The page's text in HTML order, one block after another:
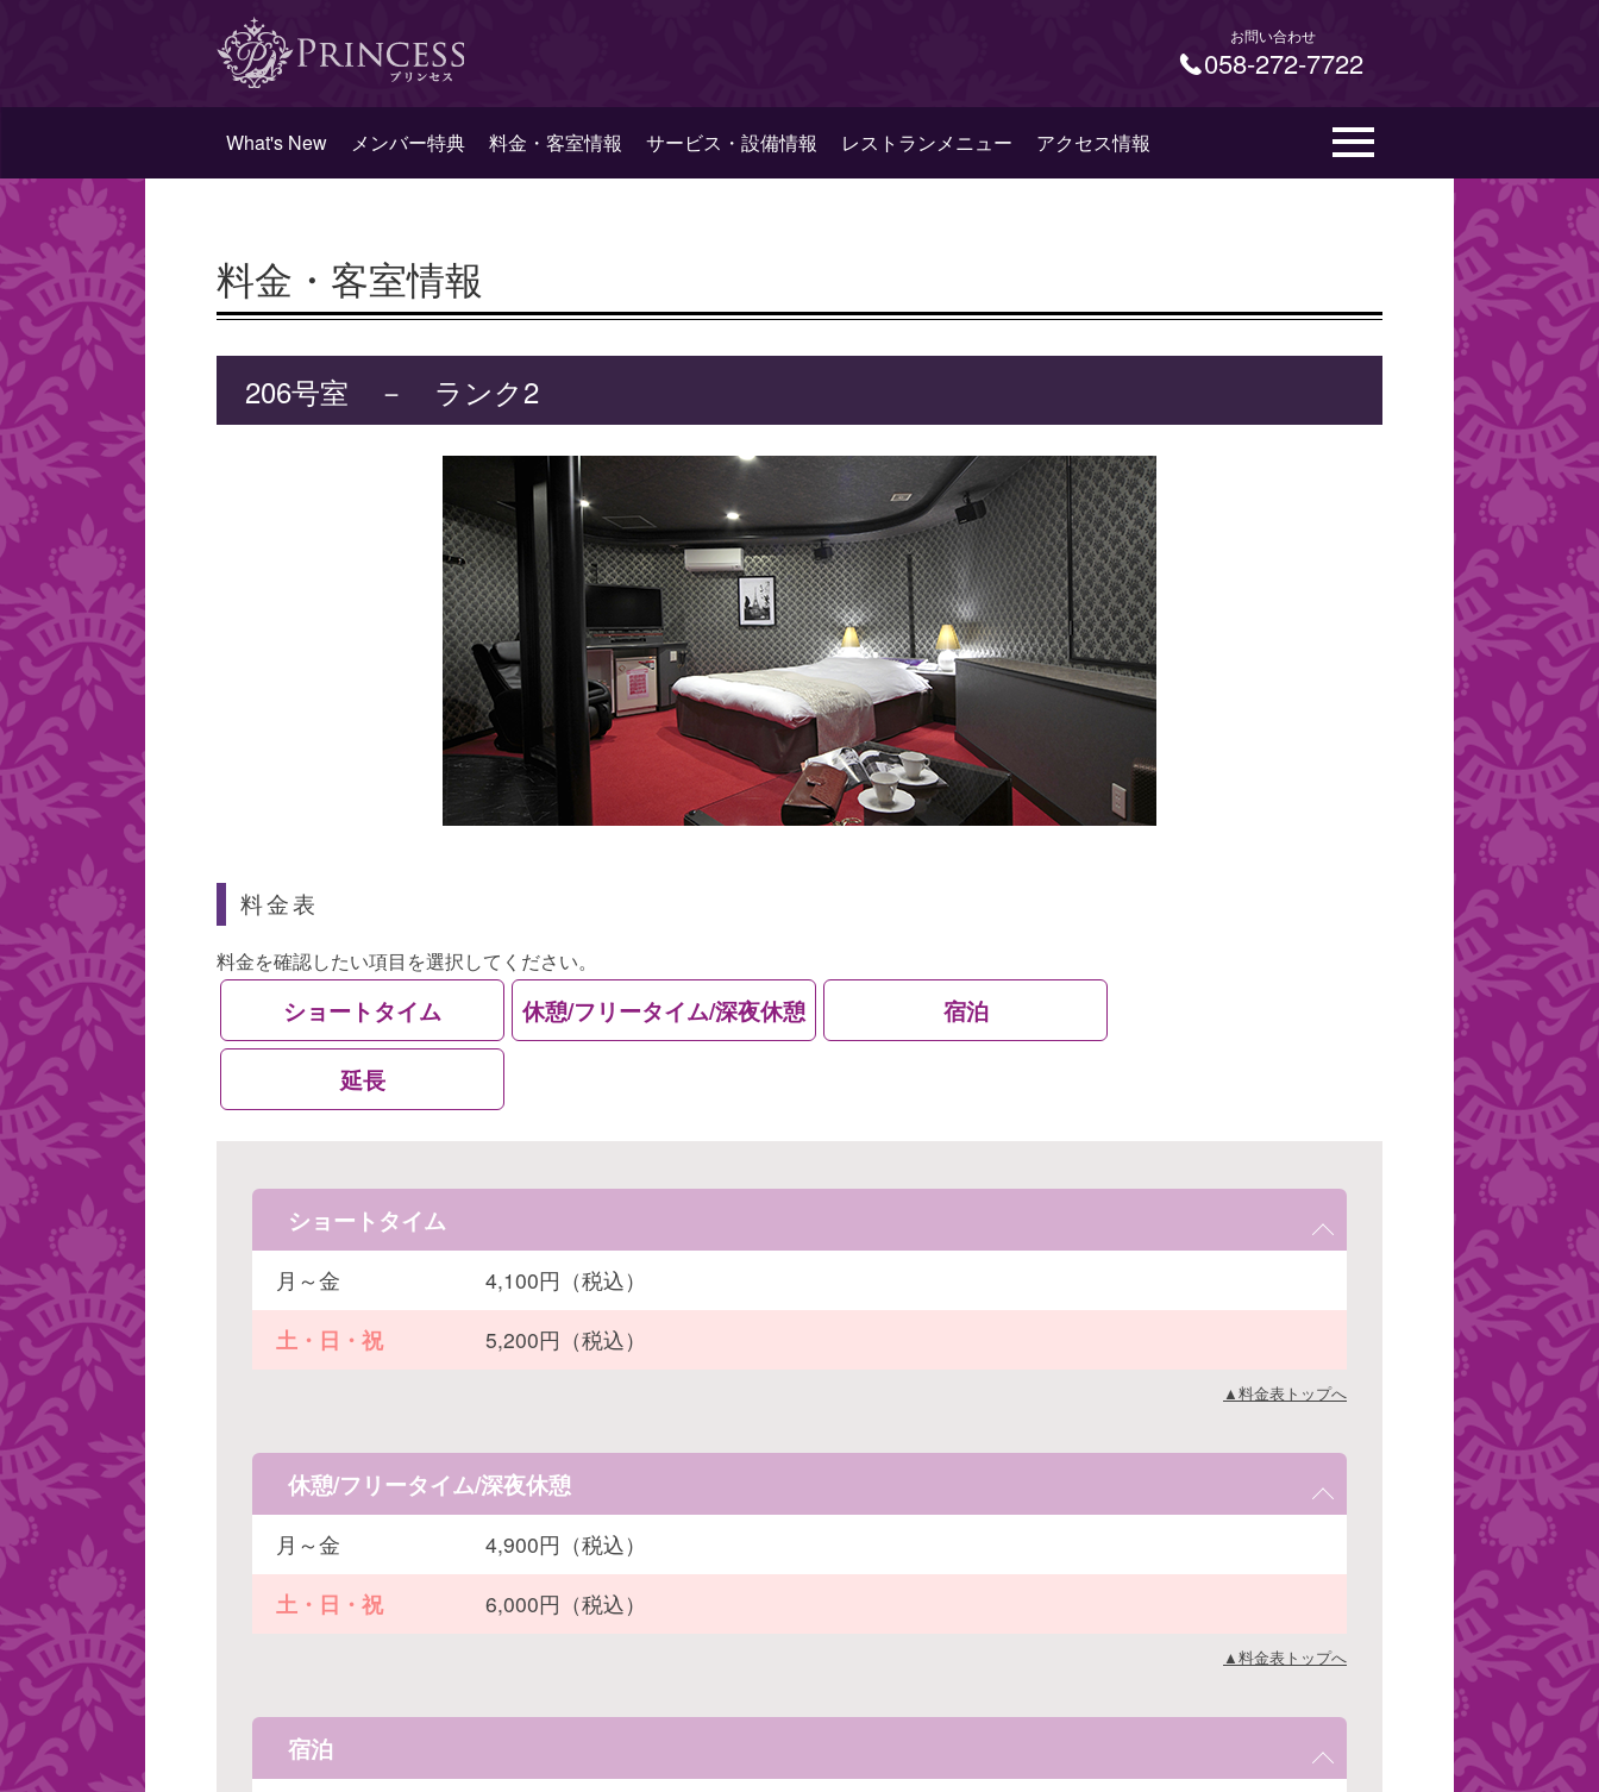
お問い合わせ
058-272-7722
What's New メンバー特典 料金・客室情報 サービス・設備情報 レストランメニュー アクセス情報
料金・客室情報
206号室 － ランク2
料金表
料金を確認したい項目を選択してください。
ショートタイム 休憩/フリータイム/深夜休憩 宿泊
延長
ショートタイム
月～金
4,100円（税込）
土・日・祝
5,200円（税込）
▲料金表トップへ
休憩/フリータイム/深夜休憩
月～金
4,900円（税込）
土・日・祝
6,000円（税込）
▲料金表トップへ
宿泊